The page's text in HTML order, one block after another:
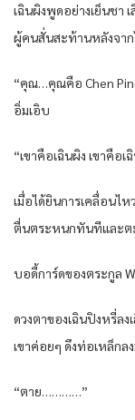
เฉินผิงพูดอย่างเย็นชา
ผู้คนสั่นสะท้านหลังจาก
“คุณ…คุณคือ Chen
อิ่มเอิบ
“เขาคือเฉินผิง เขาคือ
เมื่อได้ยินการเคลื่อนไห
ตื่นตระหนกทันทีและตะ
บอดี้การ์ดของตระกูล
ดวงตาของเฉินปิงหรี่ล
เขาค่อยๆ ดึงท่อเหล็กล
“ตาย…………”